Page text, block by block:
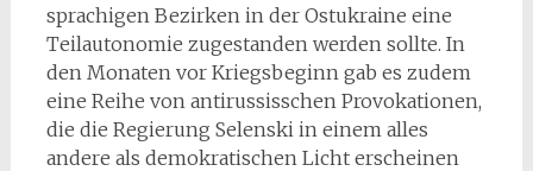
sprachigen Bezirken in der Ostukraine eine
Teilautonomie zugestanden werden sollte. In
den Monaten vor Kriegsbeginn gab es zudem
eine Reihe von antirussisschen Provokationen,
die die Regierung Selenski in einem alles
andere als demokratischen Licht erscheinen